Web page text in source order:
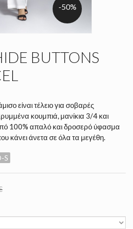
-50%
BUTTONS
είναι τέλειο για σοβαρές
κουμπιά, μανίκια 3/4 και
100% απαλό και δροσερό ύφασμα
κάνει άνετα σε όλα τα μεγέθη.
S